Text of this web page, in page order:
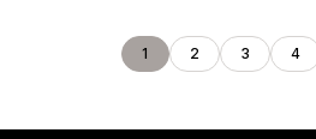
1 2 3 4